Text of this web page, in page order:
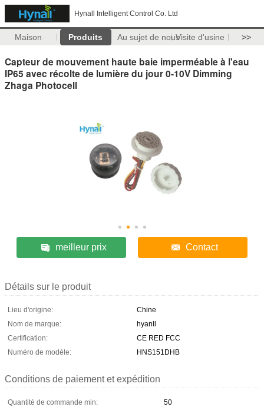
Hynall Intelligent Control Co. Ltd
Maison Produits Au sujet de nousVisite d'usine >>
Capteur de mouvement haute baie imperméable à l'eau
IP65 avec récolte de lumière du jour 0-10V Dimming
Zhaga Photocell
meilleur prix Contact
Détails sur le produit
Lieu d'origine:
Chine
Nom de marque:
hyanll
Certification:
CE RED FCC
Numéro de modèle:
HNS151DHB
Conditions de paiement et expédition
Quantité de commande min:
50